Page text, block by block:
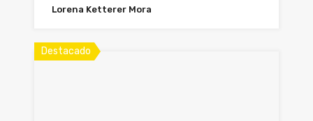
Lorena Ketterer Mora
Destacado